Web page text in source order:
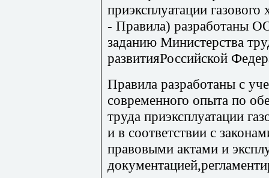
приэксплуатации газового
- Правила) разработаны
заданию Министерства
развитияРоссийской
Правила разработаны с
современного опыта по
труда приэксплуатации
и в соответствии с
правовыми актами и